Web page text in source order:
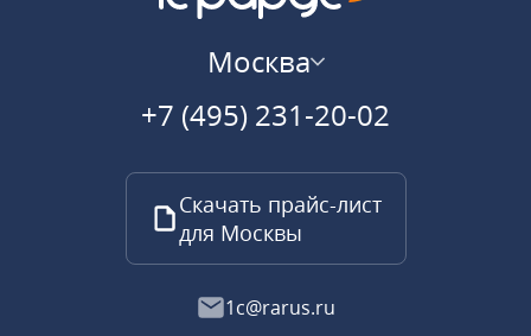
Москва
+7 (495) 231-20-02
Скачать прайс-лист
для Москвы
1c@rarus.ru